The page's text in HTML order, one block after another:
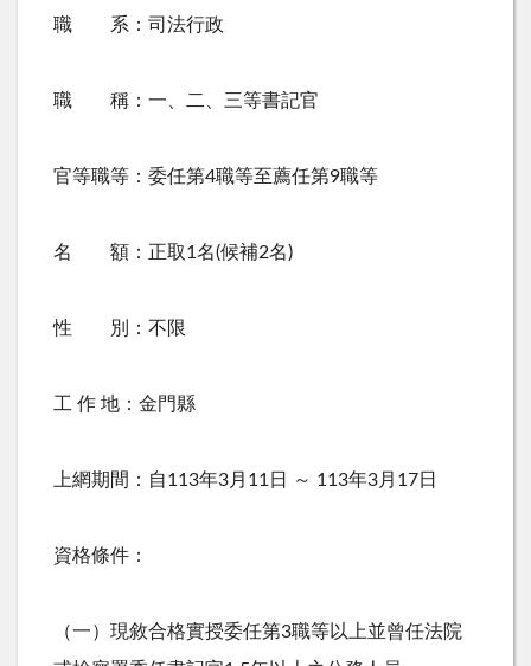
職 系：司法行政
職 稱：一、二、三等書記官
官等職等：委任第4職等至薦任第9職等
名 額：正取1名(候補2名)
性 別：不限
工 作 地：金門縣
上網期間：自113年3月 11 日 ～ 113年3月 17日
資格條件：
（一）現敘合格實授委任第3職等以上並曾任法院